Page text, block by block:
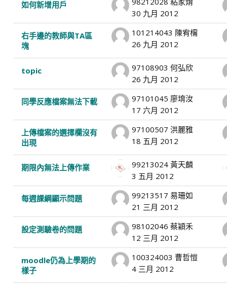
如何新增用戶
30 九月 2012
右手邊的教師與TA區
塊
101214043 陳宥橣
26 九月 2012
topic
97108903 何弘欣
26 九月 2012
同學反應檔案無法下載
97101045 廖堉汝
17 六月 2012
上傳檔案的選擇欄沒有
出現
97100507 洪麗雅
18 五月 2012
期限內無法上傳作業
99213024 黃天麟
3 五月 2012
每週課綱顯示問題
99213517 易珊如
21 三月 2012
設定測驗卷的問題
98102046 蔡穎禾
12 三月 2012
moodle仍為上學期的
樣子
100324003 曹哲愷
4 三月 2012